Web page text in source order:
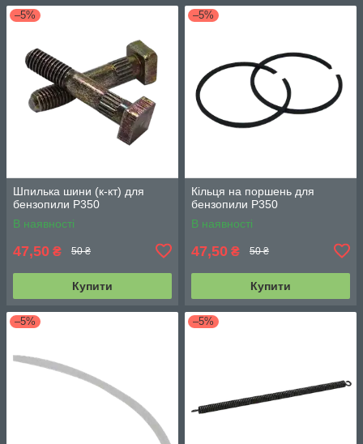
–5%
Шпилька шини (к-кт) для
бензопили P350
В наявності
47,50 ₴ 50 ₴
Купити
–5%
Кільця на поршень для
бензопили P350
В наявності
47,50 ₴ 50 ₴
Купити
–5% –5%